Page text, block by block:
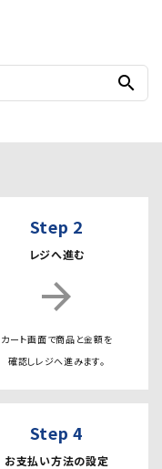
search
Step 2
レジへ進む
arrow_forward
カート画面で商品と金額を
確認しレジへ進みます。
Step 4
お支払い方法の設定